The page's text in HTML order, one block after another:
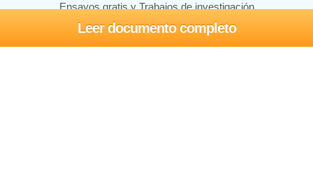
Leer documento completo
Ensayos gratis y Trabajos de investigación